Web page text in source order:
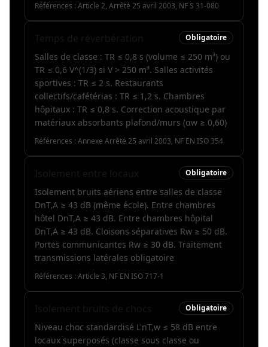
Références : Article 2, Arrêté 25 avril 2003, NF S 31-080
Obligatoire
Salles de classe : TR ≤ 0,8 s (volume ≤ 250 m³) ou
TR ≤ 0,6 V^(1/3) si V > 250 m³. Salles activités
sportives : TR ≤ 2 s. Restaurants
collectifs/cafétérias : TR ≤ 1,2 s. Chambres
hôpitaux : TR ≤ 0,8 s. Correction acoustique par
matériaux absorbants plafond/murs (αw ≥ 0,60)
Références : Annexe Arrêté 25 avril 2003, NF EN ISO 354
Obligatoire
Isolement bruits aériens entre salles de classe
DnT,A ≥ 43 dB (même école). Entre chambres
hôtel DnT,A ≥ 43 dB. Entre chambres hôpital
DnT,A ≥ 43 dB. Cloisons séparatives Rw ≥ 50 dB.
Portes communicantes Rw ≥ 30 dB. Traitement
transmissions latérales obligatoire
Références : Article 3, NF EN ISO 717-1
Obligatoire
Niveau choc standardisé L'nT,w ≤ 58 dB entre
locaux superposés (classe sous classe ou